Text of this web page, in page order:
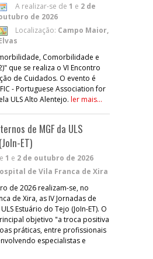
A realizar-se de 1 e 2 de
de 2026
Localização: Campo Maior,
Comorbilidade e
que se realiza o VI Encontro
de Cuidados. O evento é
- Portuguese Association for
ULS Alto Alentejo. ler mais...
de MGF da ULS
ET)
1 e 2 de outubro de 2026
de Vila Franca de Xira
de 2026 realizam-se, no
de Xira, as IV Jornadas de
Estuário do Tejo (JoIn-ET). O
objetivo "a troca positiva
práticas, entre profissionais
especialistas e